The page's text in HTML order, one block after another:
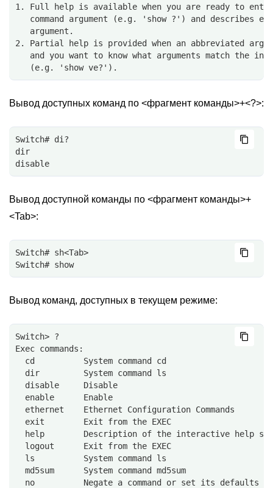
1. Full help is available when you are ready to
command argument (e.g. 'show ?') and describes
   argument.
2. Partial help is provided when an abbreviated
and you want to know what arguments match the
   (e.g. 'show ve?').
Вывод доступных команд по <фрагмент команды>+<?>:
Switch# di?
dir
disable
Вывод доступной команды по <фрагмент команды>+
<Tab>:
Switch# sh<Tab>
Switch# show
Вывод команд, доступных в текущем режиме:
Switch> ?
Exec commands:
  cd          System command cd
  dir         System command ls
  disable     Disable
  enable      Enable
  ethernet    Ethernet Configuration Commands
  exit        Exit from the EXEC
help        Description of the interactive help
  logout      Exit from the EXEC
  ls          System command ls
  md5sum      System command md5sum
  no          Negate a command or set its defaults